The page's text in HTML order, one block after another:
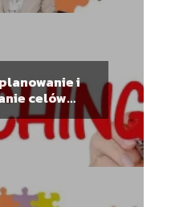
i
celów
coachingu